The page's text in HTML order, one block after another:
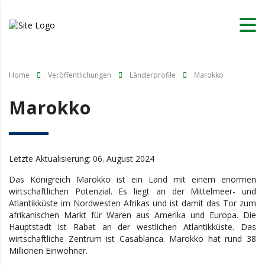
Home Veröffentlichungen Länderprofile Marokko
Marokko
Letzte Aktualisierung: 06. August 2024
Das Königreich Marokko ist ein Land mit einem enormen
wirtschaftlichen Potenzial. Es liegt an der Mittelmeer- und
Atlantikküste im Nordwesten Afrikas und ist damit das Tor zum
afrikanischen Markt für Waren aus Amerika und Europa. Die
Hauptstadt ist Rabat an der westlichen Atlantikküste. Das
wirtschaftliche Zentrum ist Casablanca. Marokko hat rund 38
Millionen Einwohner.